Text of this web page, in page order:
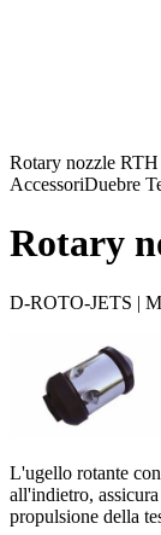
Rotary nozzle RTH
AccessoriDuebre
Rotary
D-ROTO-JETS |
L'ugello rotante
all'indietro,
propulsione della